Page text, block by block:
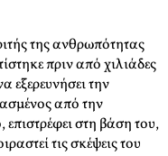
της ανθρωπότητας
πριν από χιλιάδες
εξερευνήσει την
από την
στη βάση του,
τις σκέψεις του